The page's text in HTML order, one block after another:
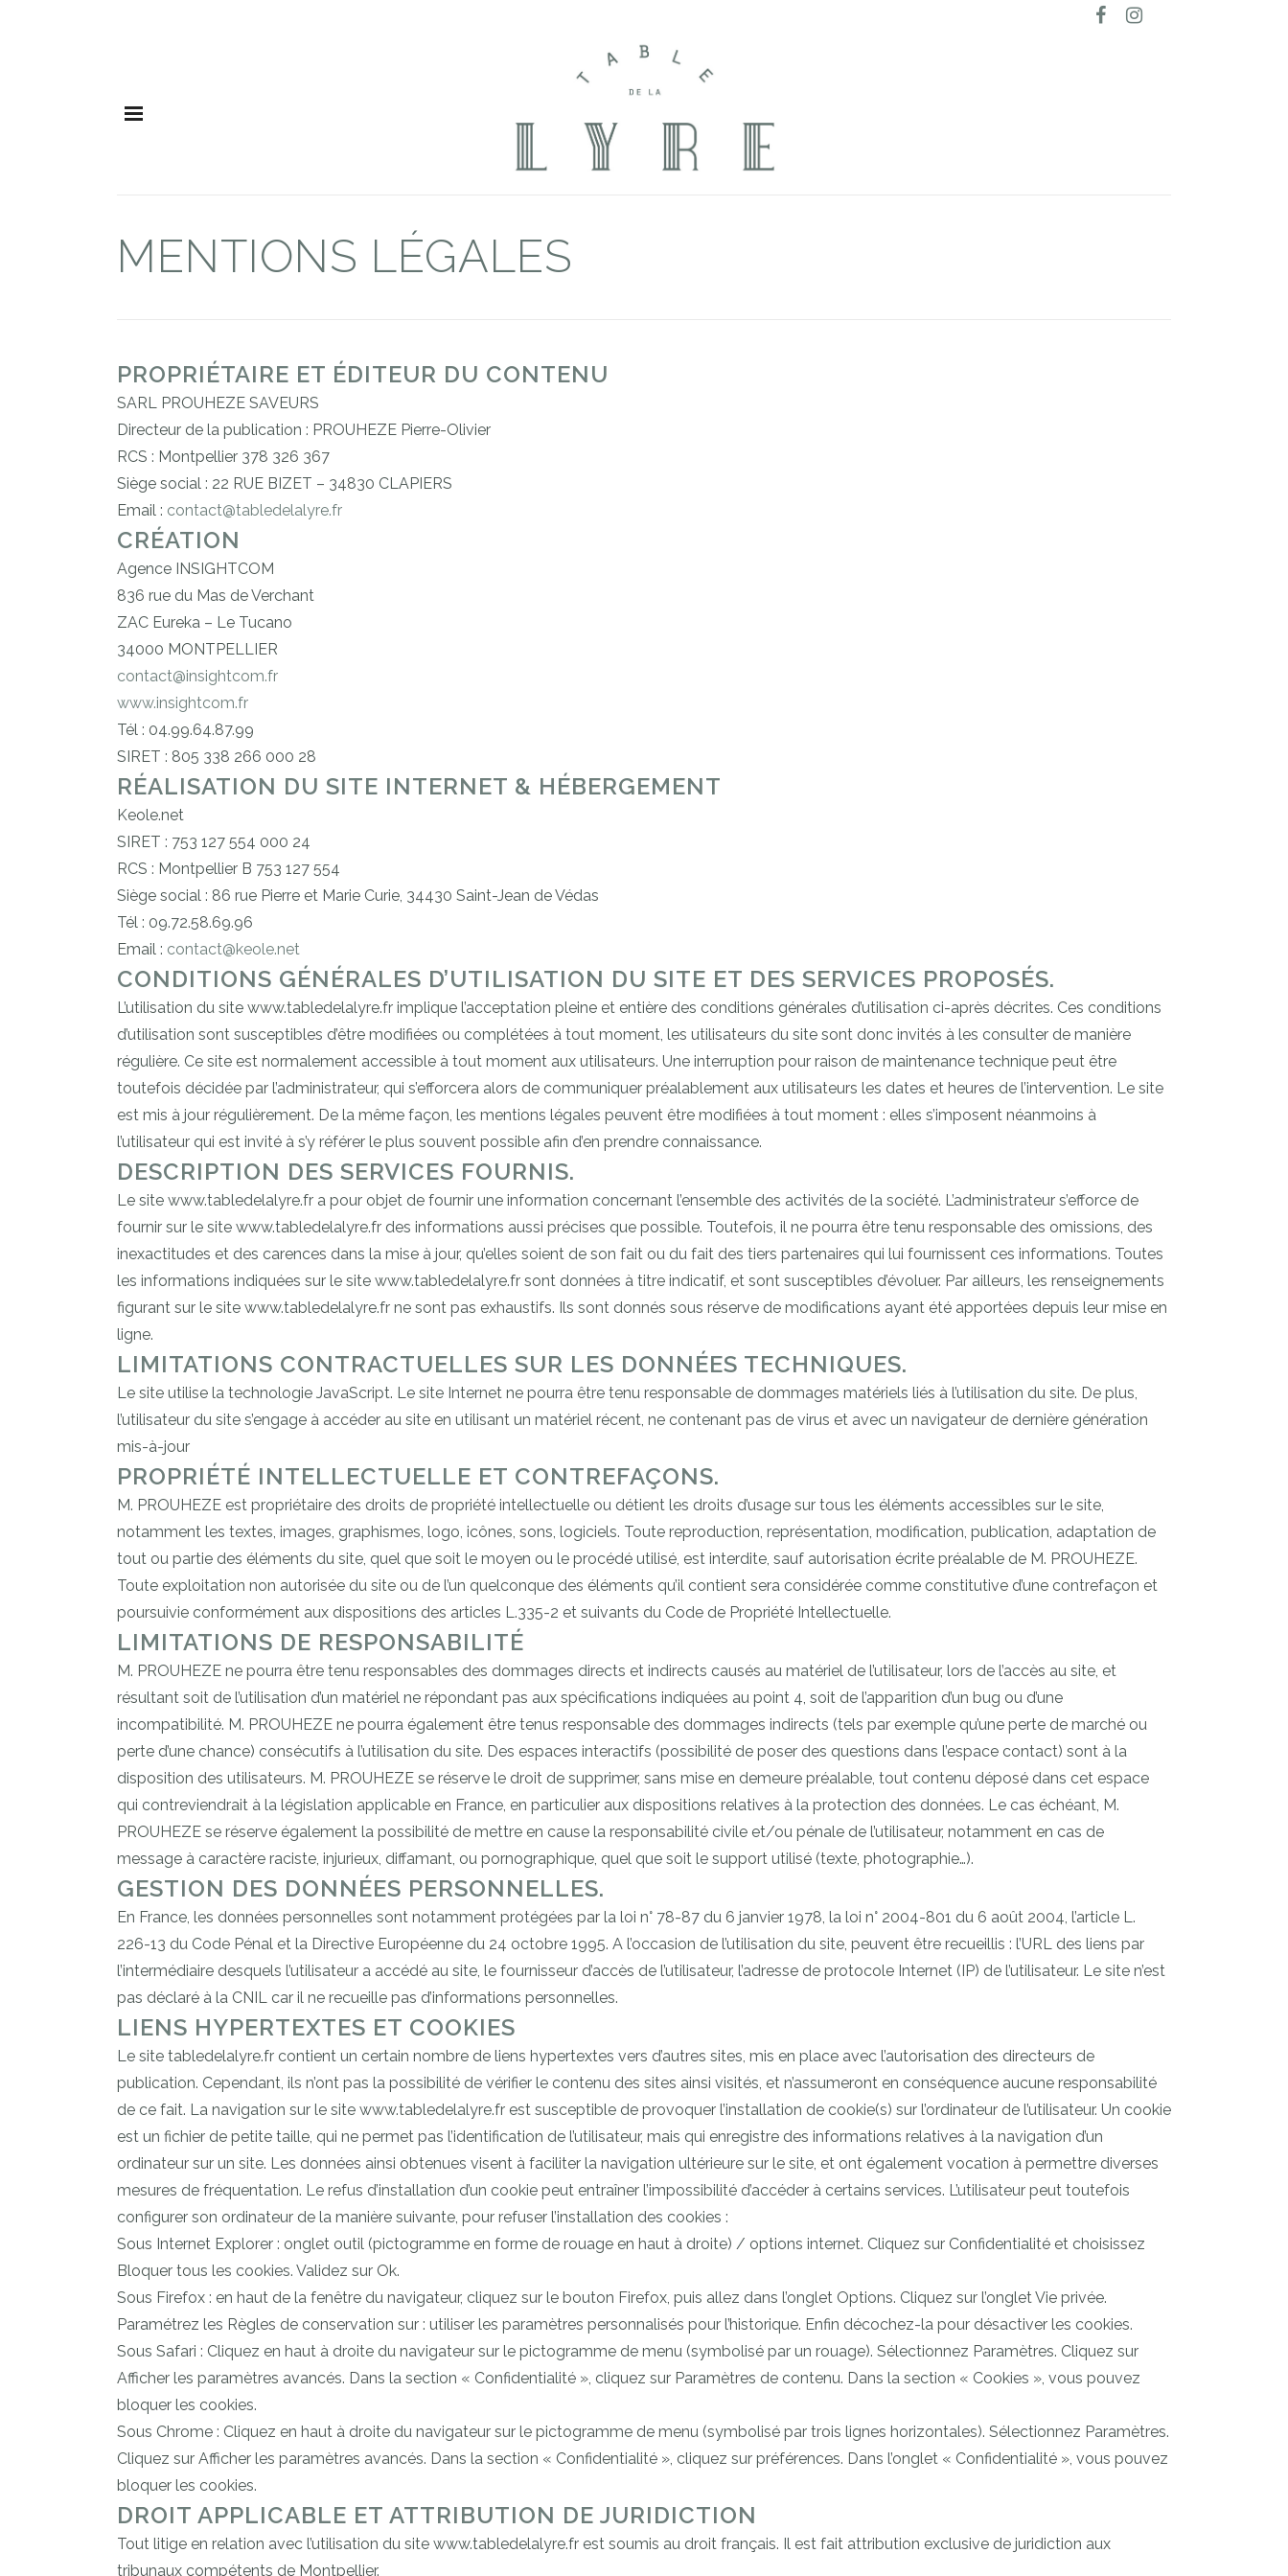
MENTIONS LÉGALES
PROPRIÉTAIRE ET ÉDITEUR DU CONTENU
SARL PROUHEZE SAVEURS
Directeur de la publication : PROUHEZE Pierre-Olivier
RCS : Montpellier 378 326 367
Siège social : 22 RUE BIZET – 34830 CLAPIERS
Email : contact@tabledelalyre.fr
CRÉATION
Agence INSIGHTCOM
836 rue du Mas de Verchant
ZAC Eureka – Le Tucano
34000 MONTPELLIER
contact@insightcom.fr
www.insightcom.fr
Tél : 04.99.64.87.99
SIRET : 805 338 266 000 28
RÉALISATION DU SITE INTERNET & HÉBERGEMENT
Keole.net
SIRET : 753 127 554 000 24
RCS : Montpellier B 753 127 554
Siège social : 86 rue Pierre et Marie Curie, 34430 Saint-Jean de Védas
Tél : 09.72.58.69.96
Email : contact@keole.net
CONDITIONS GÉNÉRALES D’UTILISATION DU SITE ET DES SERVICES PROPOSÉS.
L’utilisation du site www.tabledelalyre.fr implique l’acceptation pleine et entière des conditions générales d’utilisation ci-après décrites. Ces conditions
d’utilisation sont susceptibles d’être modifiées ou complétées à tout moment, les utilisateurs du site sont donc invités à les consulter de manière
régulière. Ce site est normalement accessible à tout moment aux utilisateurs. Une interruption pour raison de maintenance technique peut être
toutefois décidée par l’administrateur, qui s’efforcera alors de communiquer préalablement aux utilisateurs les dates et heures de l’intervention. Le site
est mis à jour régulièrement. De la même façon, les mentions légales peuvent être modifiées à tout moment : elles s’imposent néanmoins à
l’utilisateur qui est invité à s’y référer le plus souvent possible afin d’en prendre connaissance.
DESCRIPTION DES SERVICES FOURNIS.
Le site www.tabledelalyre.fr a pour objet de fournir une information concernant l’ensemble des activités de la société. L’administrateur s’efforce de
fournir sur le site www.tabledelalyre.fr des informations aussi précises que possible. Toutefois, il ne pourra être tenu responsable des omissions, des
inexactitudes et des carences dans la mise à jour, qu’elles soient de son fait ou du fait des tiers partenaires qui lui fournissent ces informations. Toutes
les informations indiquées sur le site www.tabledelalyre.fr sont données à titre indicatif, et sont susceptibles d’évoluer. Par ailleurs, les renseignements
figurant sur le site www.tabledelalyre.fr ne sont pas exhaustifs. Ils sont donnés sous réserve de modifications ayant été apportées depuis leur mise en
ligne.
LIMITATIONS CONTRACTUELLES SUR LES DONNÉES TECHNIQUES.
Le site utilise la technologie JavaScript. Le site Internet ne pourra être tenu responsable de dommages matériels liés à l’utilisation du site. De plus,
l’utilisateur du site s’engage à accéder au site en utilisant un matériel récent, ne contenant pas de virus et avec un navigateur de dernière génération
mis-à-jour
PROPRIÉTÉ INTELLECTUELLE ET CONTREFAÇONS.
M. PROUHEZE est propriétaire des droits de propriété intellectuelle ou détient les droits d’usage sur tous les éléments accessibles sur le site,
notamment les textes, images, graphismes, logo, icônes, sons, logiciels. Toute reproduction, représentation, modification, publication, adaptation de
tout ou partie des éléments du site, quel que soit le moyen ou le procédé utilisé, est interdite, sauf autorisation écrite préalable de M. PROUHEZE.
Toute exploitation non autorisée du site ou de l’un quelconque des éléments qu’il contient sera considérée comme constitutive d’une contrefaçon et
poursuivie conformément aux dispositions des articles L.335-2 et suivants du Code de Propriété Intellectuelle.
LIMITATIONS DE RESPONSABILITÉ
M. PROUHEZE ne pourra être tenu responsables des dommages directs et indirects causés au matériel de l’utilisateur, lors de l’accès au site, et
résultant soit de l’utilisation d’un matériel ne répondant pas aux spécifications indiquées au point 4, soit de l’apparition d’un bug ou d’une
incompatibilité. M. PROUHEZE ne pourra également être tenus responsable des dommages indirects (tels par exemple qu’une perte de marché ou
perte d’une chance) consécutifs à l’utilisation du site. Des espaces interactifs (possibilité de poser des questions dans l’espace contact) sont à la
disposition des utilisateurs. M. PROUHEZE se réserve le droit de supprimer, sans mise en demeure préalable, tout contenu déposé dans cet espace
qui contreviendrait à la législation applicable en France, en particulier aux dispositions relatives à la protection des données. Le cas échéant, M.
PROUHEZE se réserve également la possibilité de mettre en cause la responsabilité civile et/ou pénale de l’utilisateur, notamment en cas de
message à caractère raciste, injurieux, diffamant, ou pornographique, quel que soit le support utilisé (texte, photographie…).
GESTION DES DONNÉES PERSONNELLES.
En France, les données personnelles sont notamment protégées par la loi n° 78-87 du 6 janvier 1978, la loi n° 2004-801 du 6 août 2004, l’article L.
226-13 du Code Pénal et la Directive Européenne du 24 octobre 1995. A l’occasion de l’utilisation du site, peuvent être recueillis : l’URL des liens par
l’intermédiaire desquels l’utilisateur a accédé au site, le fournisseur d’accès de l’utilisateur, l’adresse de protocole Internet (IP) de l’utilisateur. Le site n’est
pas déclaré à la CNIL car il ne recueille pas d’informations personnelles.
LIENS HYPERTEXTES ET COOKIES
Le site tabledelalyre.fr contient un certain nombre de liens hypertextes vers d’autres sites, mis en place avec l’autorisation des directeurs de
publication. Cependant, ils n’ont pas la possibilité de vérifier le contenu des sites ainsi visités, et n’assumeront en conséquence aucune responsabilité
de ce fait. La navigation sur le site www.tabledelalyre.fr est susceptible de provoquer l’installation de cookie(s) sur l’ordinateur de l’utilisateur. Un cookie
est un fichier de petite taille, qui ne permet pas l’identification de l’utilisateur, mais qui enregistre des informations relatives à la navigation d’un
ordinateur sur un site. Les données ainsi obtenues visent à faciliter la navigation ultérieure sur le site, et ont également vocation à permettre diverses
mesures de fréquentation. Le refus d’installation d’un cookie peut entraîner l’impossibilité d’accéder à certains services. L’utilisateur peut toutefois
configurer son ordinateur de la manière suivante, pour refuser l’installation des cookies :
Sous Internet Explorer : onglet outil (pictogramme en forme de rouage en haut à droite) / options internet. Cliquez sur Confidentialité et choisissez
Bloquer tous les cookies. Validez sur Ok.
Sous Firefox : en haut de la fenêtre du navigateur, cliquez sur le bouton Firefox, puis allez dans l’onglet Options. Cliquez sur l’onglet Vie privée.
Paramétrez les Règles de conservation sur : utiliser les paramètres personnalisés pour l’historique. Enfin décochez-la pour désactiver les cookies.
Sous Safari : Cliquez en haut à droite du navigateur sur le pictogramme de menu (symbolisé par un rouage). Sélectionnez Paramètres. Cliquez sur
Afficher les paramètres avancés. Dans la section « Confidentialité », cliquez sur Paramètres de contenu. Dans la section « Cookies », vous pouvez
bloquer les cookies.
Sous Chrome : Cliquez en haut à droite du navigateur sur le pictogramme de menu (symbolisé par trois lignes horizontales). Sélectionnez Paramètres.
Cliquez sur Afficher les paramètres avancés. Dans la section « Confidentialité », cliquez sur préférences. Dans l’onglet « Confidentialité », vous pouvez
bloquer les cookies.
DROIT APPLICABLE ET ATTRIBUTION DE JURIDICTION
Tout litige en relation avec l’utilisation du site www.tabledelalyre.fr est soumis au droit français. Il est fait attribution exclusive de juridiction aux
tribunaux compétents de Montpellier.